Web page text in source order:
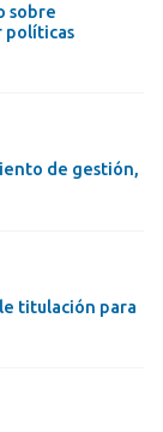
sobre
políticas
de gestión,
titulación para